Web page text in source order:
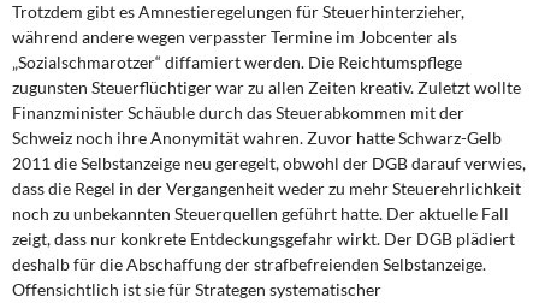
Trotzdem gibt es Amnestieregelungen für Steuerhinterzieher,
während andere wegen verpasster Termine im Jobcenter als
„Sozialschmarotzer“ diffamiert werden. Die Reichtumspflege
zugunsten Steuerflüchtiger war zu allen Zeiten kreativ. Zuletzt wollte
Finanzminister Schäuble durch das Steuerabkommen mit der
Schweiz noch ihre Anonymität wahren. Zuvor hatte Schwarz-Gelb
2011 die Selbstanzeige neu geregelt, obwohl der DGB darauf verwies,
dass die Regel in der Vergangenheit weder zu mehr Steuerehrlichkeit
noch zu unbekannten Steuerquellen geführt hatte. Der aktuelle Fall
zeigt, dass nur konkrete Entdeckungsgefahr wirkt. Der DGB plädiert
deshalb für die Abschaffung der strafbefreienden Selbstanzeige.
Offensichtlich ist sie für Strategen systematischer